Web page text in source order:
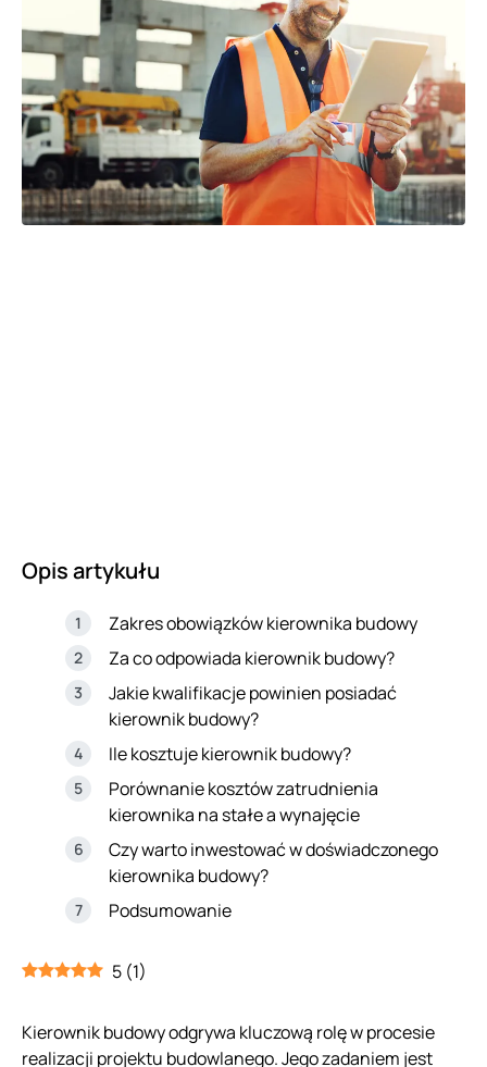
Opis artykułu
Zakres obowiązków kierownika budowy
Za co odpowiada kierownik budowy?
Jakie kwalifikacje powinien posiadać
kierownik budowy?
Ile kosztuje kierownik budowy?
Porównanie kosztów zatrudnienia
kierownika na stałe a wynajęcie
Czy warto inwestować w doświadczonego
kierownika budowy?
Podsumowanie
5 (1)
Kierownik budowy odgrywa kluczową rolę w procesie
realizacji projektu budowlanego. Jego zadaniem jest